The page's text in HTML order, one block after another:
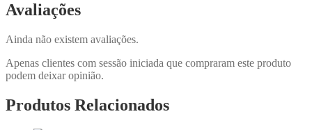
Avaliações
Ainda não existem avaliações.
Apenas clientes com sessão iniciada que compraram este produto
podem deixar opinião.
Produtos Relacionados